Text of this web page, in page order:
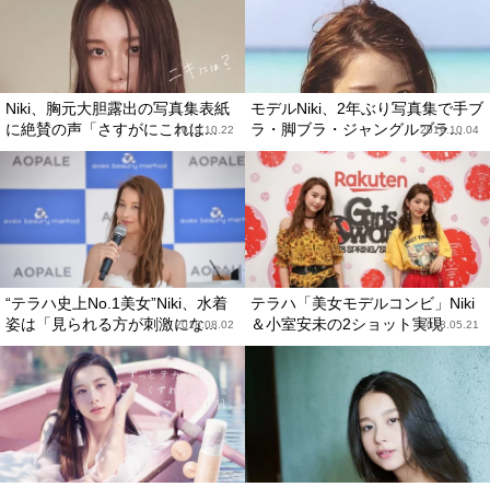
Niki、胸元大胆露出の写真集表紙
に絶賛の声「さすがにこれは...
2019.10.22
モデルNiki、2年ぶり写真集で手ブ
ラ・脚ブラ・ジャングルブラ...
2019.10.04
“テラハ史上No.1美女”Niki、水着
姿は「見られる方が刺激にな...
2018.08.02
テラハ「美女モデルコンビ」Niki
＆小室安未の2ショット実現2018.05.21